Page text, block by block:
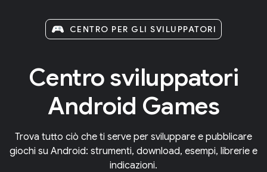
CENTRO PER GLI SVILUPPATORI
Centro sviluppatori
Android Games
Trova tutto ciò che ti serve per sviluppare e pubblicare
giochi su Android: strumenti, download, esempi, librerie e
indicazioni.